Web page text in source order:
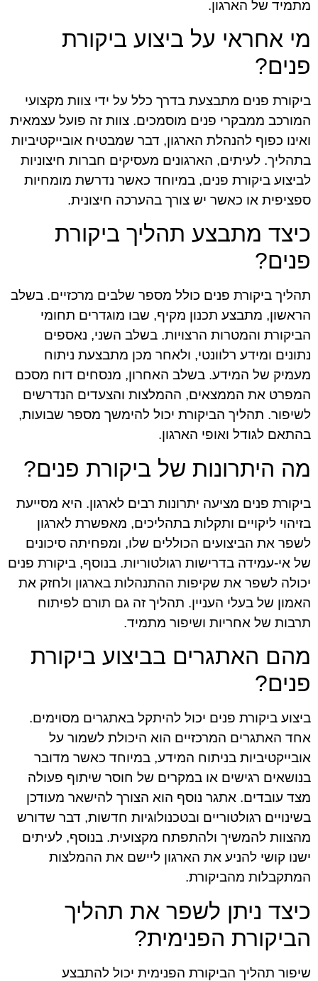
מתמיד של הארגון.
מי אחראי על ביצוע ביקורת
פנים?
ביקורת פנים מתבצעת בדרך כלל על ידי צוות מקצועי
המורכב ממבקרי פנים מוסמכים. צוות זה פועל עצמאית
ואינו כפוף להנהלת הארגון, דבר שמבטיח אובייקטיביות
בתהליך. לעיתים, הארגונים מעסיקים חברות חיצוניות
לביצוע ביקורת פנים, במיוחד כאשר נדרשת מומחיות
ספציפית או כאשר יש צורך בהערכה חיצונית.
כיצד מתבצע תהליך ביקורת
פנים?
תהליך ביקורת פנים כולל מספר שלבים מרכזיים. בשלב
הראשון, מתבצע תכנון מקיף, שבו מוגדרים תחומי
הביקורת והמטרות הרצויות. בשלב השני, נאספים
נתונים ומידע רלוונטי, ולאחר מכן מתבצעת ניתוח
מעמיק של המידע. בשלב האחרון, מנסחים דוח מסכם
המפרט את הממצאים, ההמלצות והצעדים הנדרשים
לשיפור. תהליך הביקורת יכול להימשך מספר שבועות,
בהתאם לגודל ואופי הארגון.
מה היתרונות של ביקורת פנים?
ביקורת פנים מציעה יתרונות רבים לארגון. היא מסייעת
בזיהוי ליקויים ותקלות בתהליכים, מאפשרת לארגון
לשפר את הביצועים הכוללים שלו, ומפחיתה סיכונים
של אי-עמידה בדרישות רגולטוריות. בנוסף, ביקורת פנים
יכולה לשפר את שקיפות ההתנהלות בארגון ולחזק את
האמון של בעלי העניין. תהליך זה גם תורם לפיתוח
תרבות של אחריות ושיפור מתמיד.
מהם האתגרים בביצוע ביקורת
פנים?
ביצוע ביקורת פנים יכול להיתקל באתגרים מסוימים.
אחד האתגרים המרכזיים הוא היכולת לשמור על
אובייקטיביות בניתוח המידע, במיוחד כאשר מדובר
בנושאים רגישים או במקרים של חוסר שיתוף פעולה
מצד עובדים. אתגר נוסף הוא הצורך להישאר מעודכן
בשינויים רגולטוריים ובטכנולוגיות חדשות, דבר שדורש
מהצוות להמשיך ולהתפתח מקצועית. בנוסף, לעיתים
ישנו קושי להניע את הארגון ליישם את ההמלצות
המתקבלות מהביקורת.
כיצד ניתן לשפר את תהליך
הביקורת הפנימית?
שיפור תהליך הביקורת הפנימית יכול להתבצע